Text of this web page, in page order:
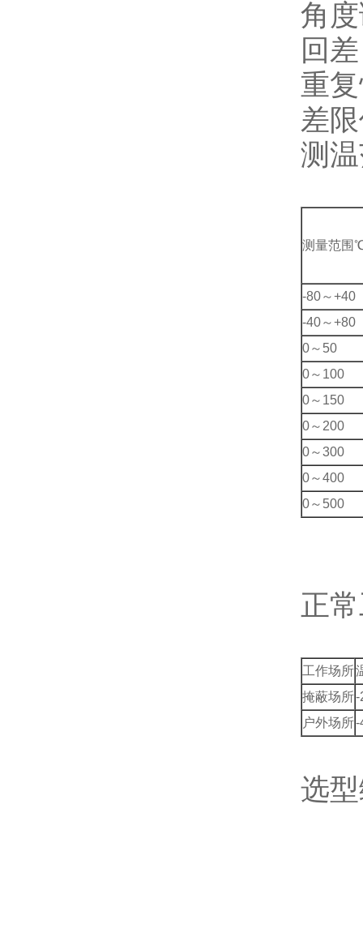
角
回
重
差
测
测量范围
-80～+40
-40～+80
0～50
0～100
0～150
0～200
0～300
0～400
0～500
正
工作场所
掩蔽场所-
户外场所-
选